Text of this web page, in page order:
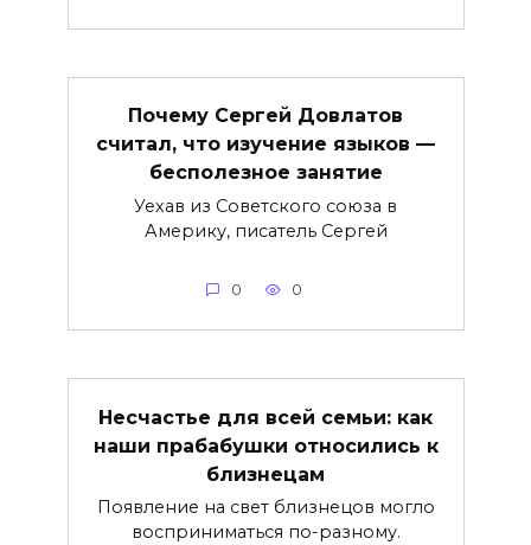
Почему Сергей Довлатов
считал, что изучение языков —
бесполезное занятие
Уехав из Советского союза в
Америку, писатель Сергей
0 0
Несчастье для всей семьи: как
наши прабабушки относились к
близнецам
Появление на свет близнецов могло
восприниматься по-разному.